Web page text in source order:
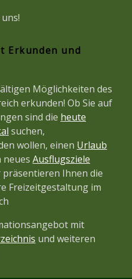
Erkunden und
Möglichkeiten des
erkunden! Ob Sie auf
sind die heute
suchen,
wollen, einen Urlaub
neues Ausflugsziele
Ihnen die
Freizeitgestaltung im
mit
und weiteren